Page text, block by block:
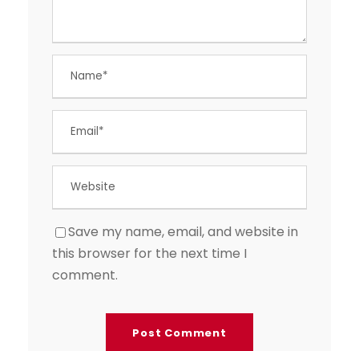
Save my name, email, and website in
this browser for the next time I
comment.